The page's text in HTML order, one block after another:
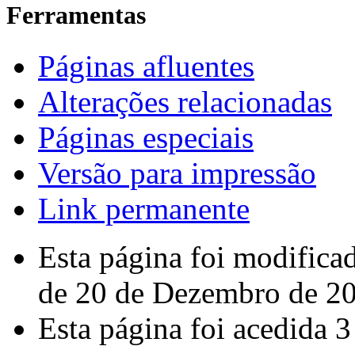
Ferramentas
Páginas afluentes
Alterações relacionadas
Páginas especiais
Versão para impressão
Link permanente
Esta página foi
de 20 de Dezembro de
Esta página foi acedida